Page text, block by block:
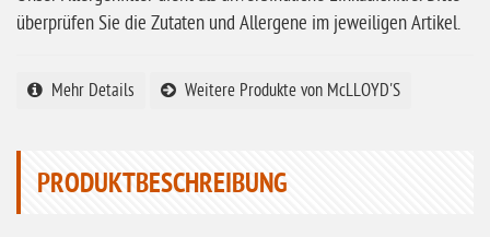
ohne Guarkernmehl
ohne Buchweizen
ohne Sellerie
überprüfen Sie die Zutaten und Allergene im jeweiligen Artikel.
Mehr Details Weitere Produkte von McLLOYD'S
PRODUKTBESCHREIBUNG